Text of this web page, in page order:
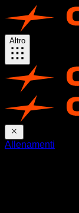
Altro
Allenamenti